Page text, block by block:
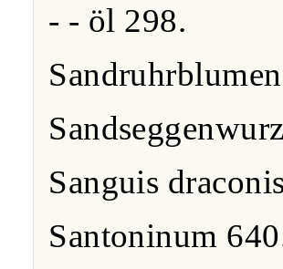
- - öl 298.
Sanguis
Santoninum